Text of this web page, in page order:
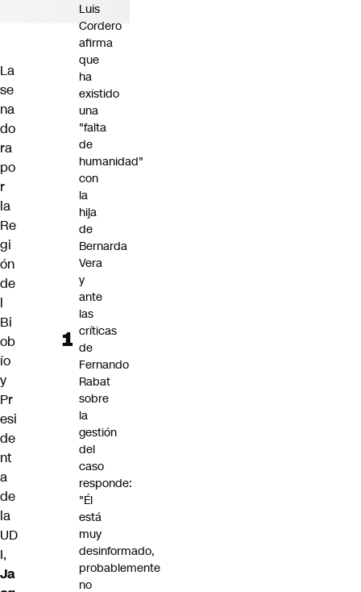
La
se
na
do
ra
po
r
la
Re
gi
ón
de
l
Bi
ob
ío
y
Pr
esi
de
nt
a
de
la
UD
I,
Ja
Luis
Cordero
afirma
que
ha
existido
una
"falta
de
humanidad"
con
la
hija
de
Bernarda
Vera
y
ante
las
críticas
de
Fernando
Rabat
sobre
la
gestión
del
caso
responde:
"Él
está
muy
desinformado,
probablemente
no